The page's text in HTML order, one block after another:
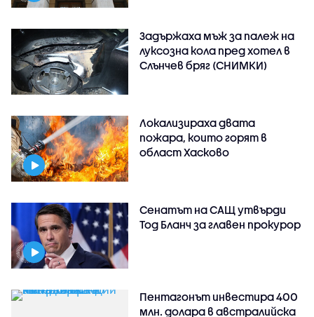
Задържаха мъж за палеж на
луксозна кола пред хотел в
Слънчев бряг (СНИМКИ)
Локализираха двата
пожара, които горят в
област Хасково
Сенатът на САЩ утвърди
Тод Бланч за главен прокурор
Пентагонът инвестира 400
млн. долара в австралийска